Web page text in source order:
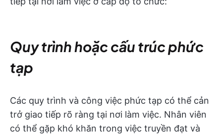
Quy trình hoặc cấu trúc phức
tạp
Các quy trình và công việc phức tạp có thể cản
trở giao tiếp rõ ràng tại nơi làm việc. Nhân viên
có thể gặp khó khăn trong việc truyền đạt và